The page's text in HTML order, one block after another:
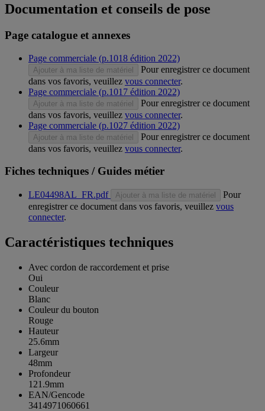
Documentation et conseils de pose
Page catalogue et annexes
Page commerciale (p.1018 édition 2022)
Ajouter à ma liste de matériel
Pour enregistrer ce document
dans vos favoris, veuillez vous connecter.
Page commerciale (p.1017 édition 2022)
Ajouter à ma liste de matériel
Pour enregistrer ce document
dans vos favoris, veuillez vous connecter.
Page commerciale (p.1027 édition 2022)
Ajouter à ma liste de matériel
Pour enregistrer ce document
dans vos favoris, veuillez vous connecter.
Fiches techniques / Guides métier
LE04498AL_FR.pdf Ajouter à ma liste de matériel
Pour
enregistrer ce document dans vos favoris, veuillez vous
connecter.
Caractéristiques techniques
Avec cordon de raccordement et prise
Oui
Couleur
Blanc
Couleur du bouton
Rouge
Hauteur
25.6mm
Largeur
48mm
Profondeur
121.9mm
EAN/Gencode
3414971060661